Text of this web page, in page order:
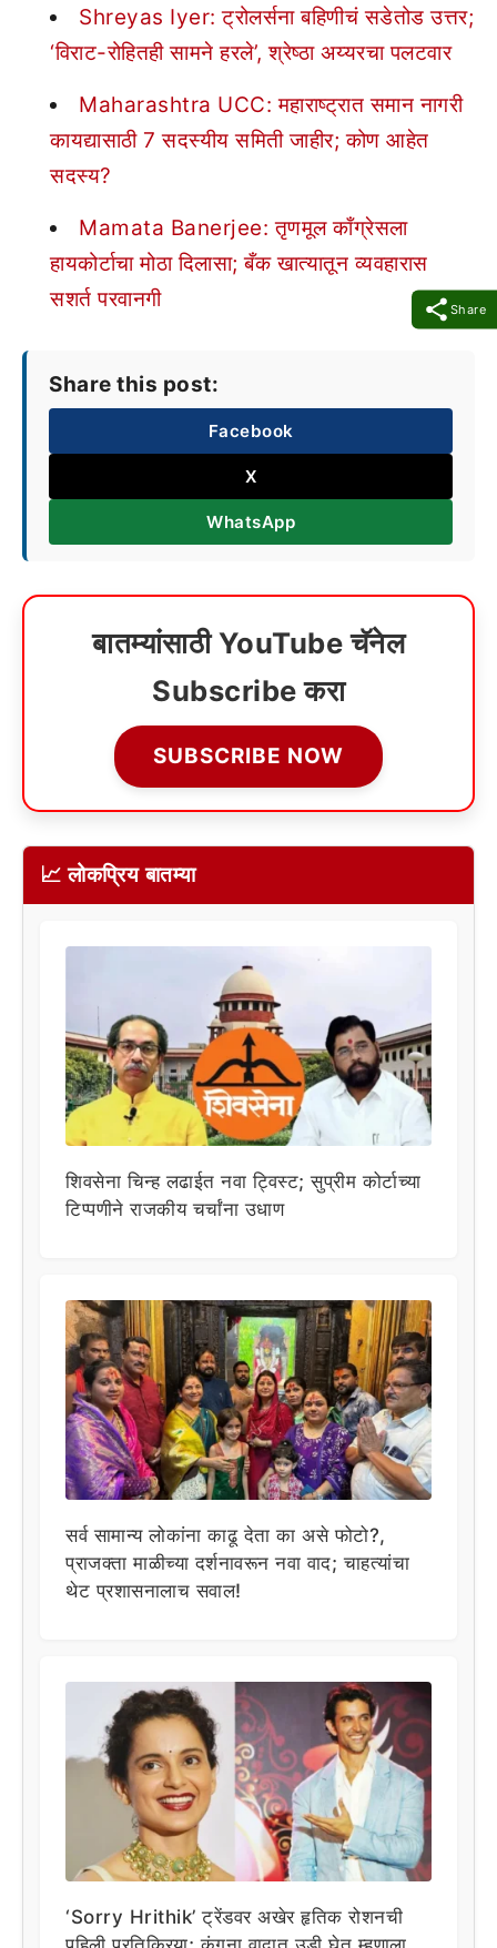
Share
Shreyas Iyer: ट्रोलर्सना बहिणीचं सडेतोड उत्तर;
‘विराट-रोहितही सामने हरले’, श्रेष्ठा अय्यरचा पलटवार
Maharashtra UCC: महाराष्ट्रात समान नागरी
कायद्यासाठी 7 सदस्यीय समिती जाहीर; कोण आहेत
सदस्य?
Mamata Banerjee: तृणमूल काँग्रेसला
हायकोर्टाचा मोठा दिलासा; बँक खात्यातून व्यवहारास
सशर्त परवानगी
Share this post:
Facebook
X
WhatsApp
बातम्यांसाठी YouTube चॅनेल
Subscribe करा
SUBSCRIBE NOW
📈 लोकप्रिय बातम्या
शिवसेना चिन्ह लढाईत नवा ट्विस्ट; सुप्रीम कोर्टाच्या
टिप्पणीने राजकीय चर्चांना उधाण
सर्व सामान्य लोकांना काढू देता का असे फोटो?,
प्राजक्ता माळीच्या दर्शनावरून नवा वाद; चाहत्यांचा
थेट प्रशासनालाच सवाल!
‘Sorry Hrithik’ ट्रेंडवर अखेर हृतिक रोशनची